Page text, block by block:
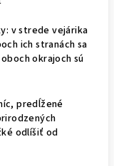
v strede vejárika
ich stranách sa
okrajoch sú
predĺžené
odlíšiť od